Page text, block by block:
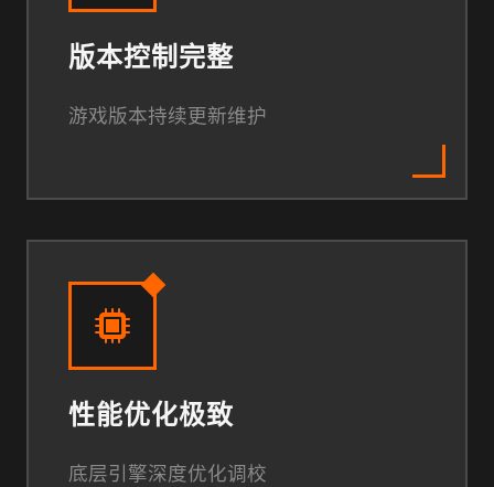
版本控制完整
游戏版本持续更新维护
性能优化极致
底层引擎深度优化调校